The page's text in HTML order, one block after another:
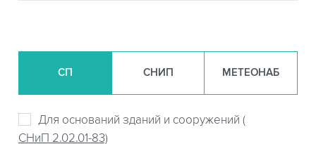
СП СНИП МЕТЕОНАБ
Для оснований зданий и сооружений (
СНиП 2.02.01-83)